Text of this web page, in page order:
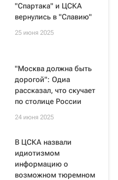
"Спартака" и ЦСКА
вернулись в "Славию"
25 июня 2025
"Москва должна быть
дорогой": Одиа
рассказал, что скучает
по столице России
24 июня 2025
В ЦСКА назвали
идиотизмом
информацию о
возможном тюремном